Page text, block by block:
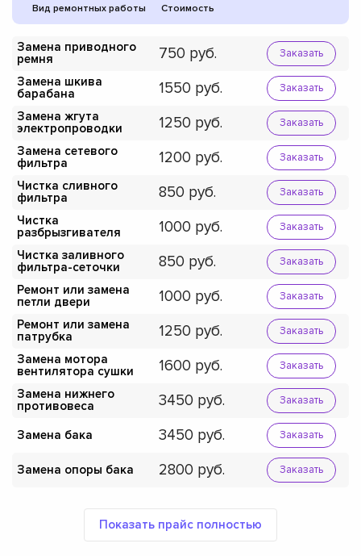
Вид ремонтных работы Стоимость
Замена приводного
ремня
750 Заказать
Замена шкива
барабана
1550 Заказать
Замена жгута
электропроводки
1250 Заказать
Замена сетевого
фильтра
1200 Заказать
Чистка сливного
фильтра
850 Заказать
Чистка
разбрызгивателя
1000 Заказать
Чистка заливного
фильтра-сеточки
850 Заказать
Ремонт или замена
петли двери
1000 Заказать
Ремонт или замена
патрубка
1250 Заказать
Замена мотора
вентилятора сушки
1600 Заказать
Замена нижнего
противовеса
3450 Заказать
Замена бака 3450 Заказать
Замена опоры бака 2800 Заказать
Показать прайс полностью